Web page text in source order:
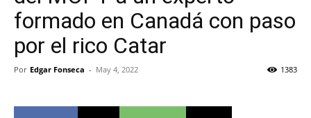
formado en Canadá con paso
por el rico Catar
Por Edgar Fonseca - May 4, 2022 1383